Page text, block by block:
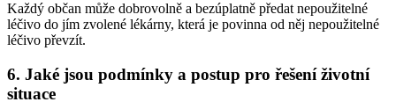
Každý občan může dobrovolně a bezúplatně předat nepoužitelné
léčivo do jím zvolené lékárny, která je povinna od něj nepoužitelné
léčivo převzít.
6. Jaké jsou podmínky a postup pro řešení životní
situace